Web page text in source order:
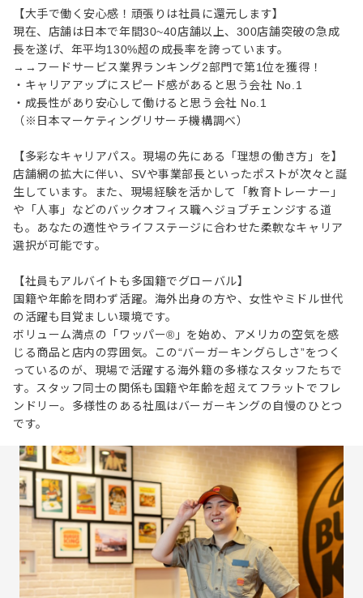
【大手で働く安心感！頑張りは社員に還元します】
現在、店舗は日本で年間30~40店舗以上、300店舗突破の急成
⻑を遂げ、年平均130%超の成⻑率を誇っています。
→→フードサービス業界ランキング2部門で第1位を獲得！
・キャリアアップにスピード感があると思う会社 No.1
・成長性があり安心して働けると思う会社 No.1
（※日本マーケティングリサーチ機構調べ）
【多彩なキャリアパス。現場の先にある「理想の働き方」を】
店舗網の拡大に伴い、SVや事業部長といったポストが次々と誕
生しています。また、現場経験を活かして「教育トレーナー」
や「人事」などのバックオフィス職へジョブチェンジする道
も。あなたの適性やライフステージに合わせた柔軟なキャリア
選択が可能です。
【社員もアルバイトも多国籍でグローバル】
国籍や年齢を問わず活躍。海外出身の方や、女性やミドル世代
の活躍も目覚ましい環境です。
ボリューム満点の「ワッパー®」を始め、アメリカの空気を感
じる商品と店内の雰囲気。この“バーガーキングらしさ”をつく
っているのが、現場で活躍する海外籍の多様なスタッフたちで
す。スタッフ同士の関係も国籍や年齢を超えてフラットでフレ
ンドリー。多様性のある社風はバーガーキングの自慢のひとつ
です。